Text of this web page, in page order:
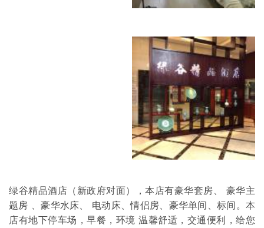
绿谷精品酒店（新政府对面），本店有豪华套房、 豪华主
题房 、豪华水床、 电动床、情侣房、豪华单间、标间。本
店有地下停车场，早餐，环境 温馨舒适，交通便利，给您